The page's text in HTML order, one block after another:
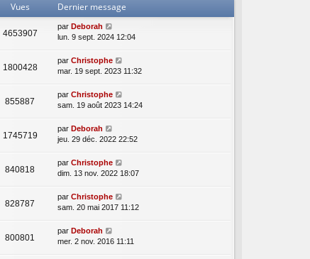
Vues Dernier message
4653907
par Deborah
lun. 9 sept. 2024 12:04
1800428
par Christophe
mar. 19 sept. 2023 11:32
855887
par Christophe
sam. 19 août 2023 14:24
1745719
par Deborah
jeu. 29 déc. 2022 22:52
840818
par Christophe
dim. 13 nov. 2022 18:07
828787
par Christophe
sam. 20 mai 2017 11:12
800801
par Deborah
mer. 2 nov. 2016 11:11